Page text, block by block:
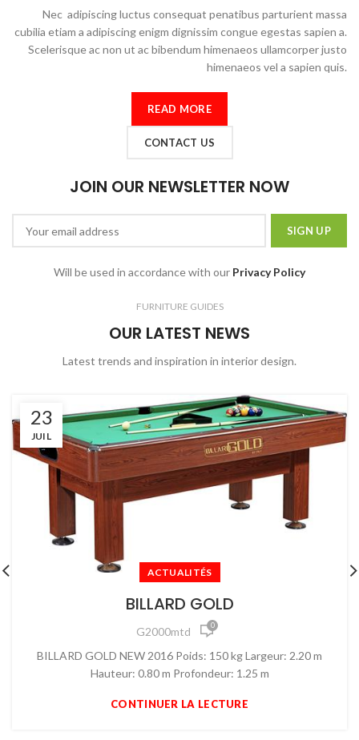
Nec adipiscing luctus consequat penatibus parturient massa
cubilia etiam a adipiscing enigm dignissim congue egestas sapien a.
Scelerisque ac non ut ac bibendum himenaeos ullamcorper justo
himenaeos vel a sapien quis.
READ MORE
CONTACT US
JOIN OUR NEWSLETTER NOW
Will be used in accordance with our Privacy Policy
FURNITURE GUIDES
OUR LATEST NEWS
Latest trends and inspiration in interior design.
23
JUIL
ACTUALITÉS
BILLARD GOLD
G2000mtd 0
BILLARD GOLD NEW 2016 Poids: 150 kg Largeur: 2.20 m
Hauteur: 0.80 m Profondeur: 1.25 m
CONTINUER LA LECTURE